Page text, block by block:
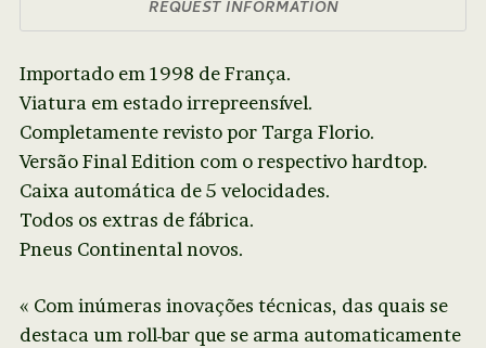
REQUEST INFORMATION
Importado em 1998 de França.
Viatura em estado irrepreensível.
Completamente revisto por Targa Florio.
Versão Final Edition com o respectivo hardtop.
Caixa automática de 5 velocidades.
Todos os extras de fábrica.
Pneus Continental novos.
« Com inúmeras inovações técnicas, das quais se
destaca um roll-bar que se arma automaticamente